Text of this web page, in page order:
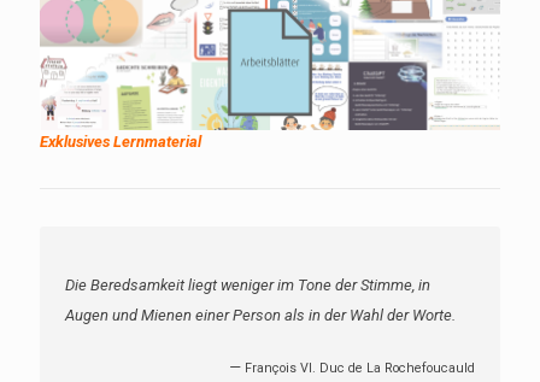
Exklusives Lernmaterial
Die Beredsamkeit liegt weniger im Tone der Stimme, in
Augen und Mienen einer Person als in der Wahl der Worte.
— François VI. Duc de La Rochefoucauld